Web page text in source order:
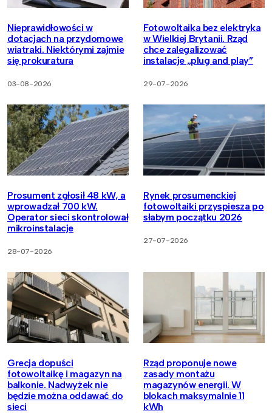
Nieprawidłowości w
dotacjach na przydomowe
wiatraki. Niektórymi zajmie
się prokuratura
03-08-2026
Fotowoltaika bez elektryka
w Wielkiej Brytanii. Rząd
chce zalegalizować
instalacje „plug and play”
29-07-2026
Prosument zgłosił 48 kW, a
wprowadzał 700 kW.
Operator sieci skontrolował
mikroinstalacje
28-07-2026
Rynek prosumenckiej
fotowoltaiki przyspiesza po
słabym początku 2026
27-07-2026
Grecja dopuści
fotowoltaikę i magazyn na
balkonie. Nadwyżek nie
będzie można oddawać do
sieci
Rząd proponuje nowe
zasady montażu
magazynów energii. W
blokach maksymalnie 11
kWh